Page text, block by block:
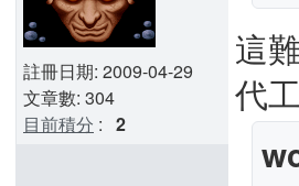
註冊日期: 2009-04-29
文章數: 304
目前積分 : 2
這
代工